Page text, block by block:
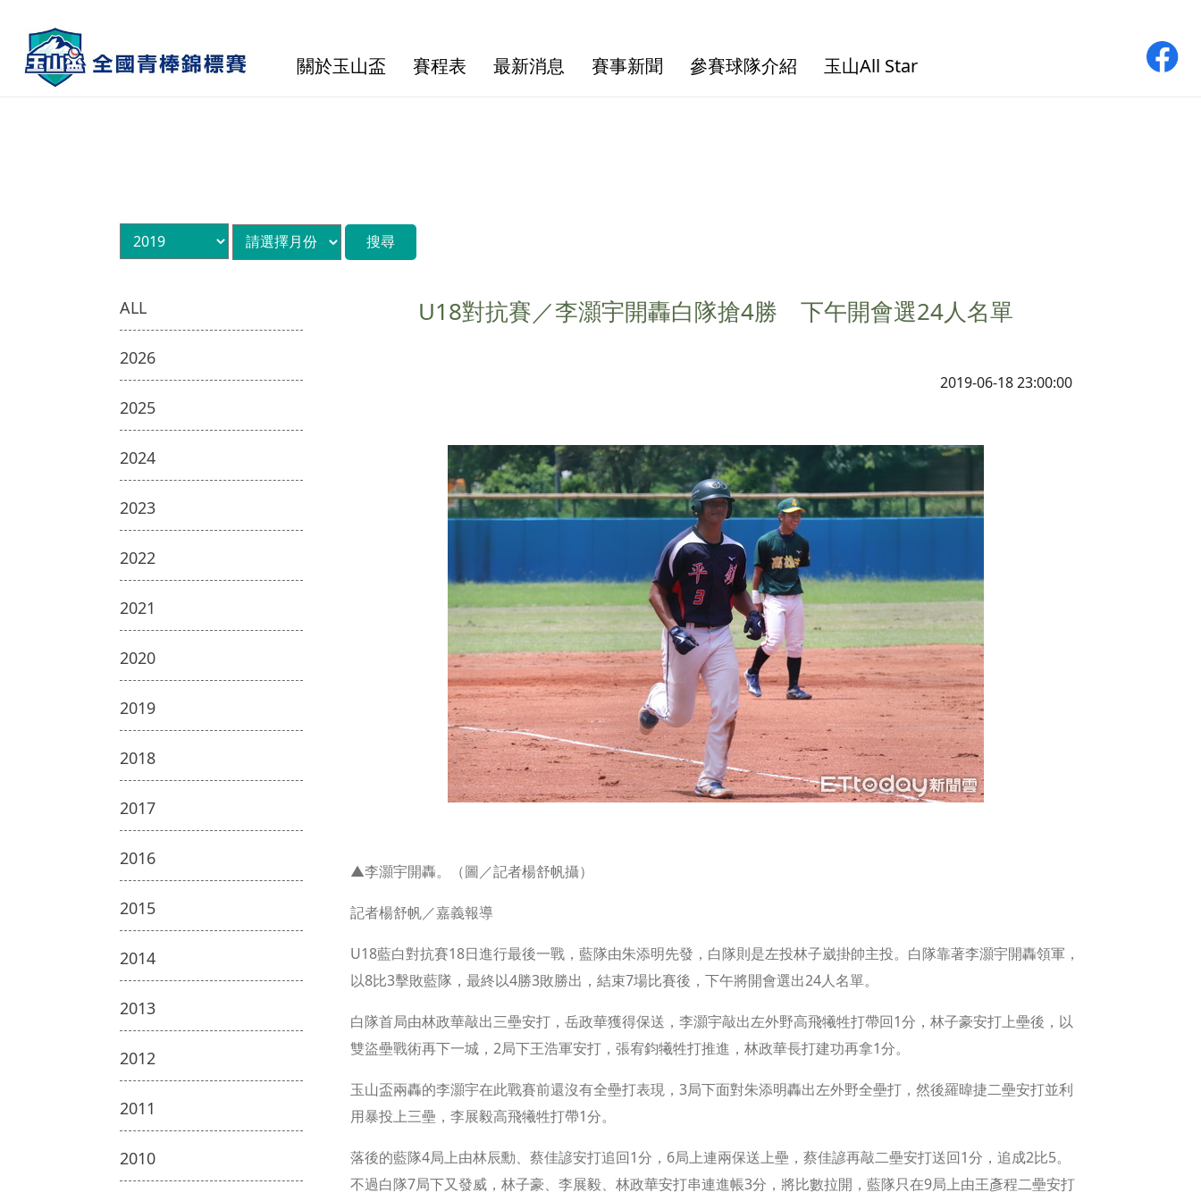
關於玉山盃 賽程表 最新消息 賽事新聞 參賽球隊介紹 玉山All Star
ALL
2026
2025
2024
2023
2022
2021
2020
2019
2018
2017
2016
2015
2014
2013
2012
2011
2010
U18對抗賽／李灝宇開轟白隊搶4勝 下午開會選24人名單
2019-06-18 23:00:00
▲李灝宇開轟。（圖／記者楊舒帆攝）
記者楊舒帆／嘉義報導
U18藍白對抗賽18日進行最後一戰，藍隊由朱添明先發，白隊則是左投林子崴掛帥主投。白隊靠著李灝宇開轟領軍，
以8比3擊敗藍隊，最終以4勝3敗勝出，結束7場比賽後，下午將開會選出24人名單。
白隊首局由林政華敲出三壘安打，岳政華獲得保送，李灝宇敲出左外野高飛犧牲打帶回1分，林子豪安打上壘後，以
雙盜壘戰術再下一城，2局下王浩軍安打，張宥鈞犧牲打推進，林政華長打建功再拿1分。
玉山盃兩轟的李灝宇在此戰賽前還沒有全壘打表現，3局下面對朱添明轟出左外野全壘打，然後羅暐捷二壘安打並利
用暴投上三壘，李展毅高飛犧牲打帶1分。
落後的藍隊4局上由林辰勳、蔡佳諺安打追回1分，6局上連兩保送上壘，蔡佳諺再敲二壘安打送回1分，追成2比5。
不過白隊7局下又發威，林子豪、李展毅、林政華安打串連進帳3分，將比數拉開，藍隊只在9局上由王彥程二壘安打